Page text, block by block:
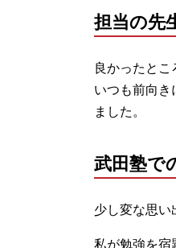
担当の先
良かったと
いつも前向き
ました。
武田塾で
少し変な思い
私が勉強を宿